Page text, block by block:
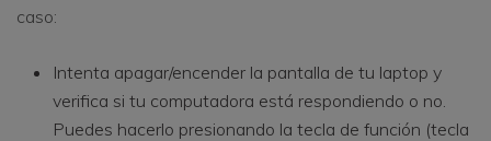
caso:
Intenta apagar/encender la pantalla de tu laptop y
verifica si tu computadora está respondiendo o no.
Puedes hacerlo presionando la tecla de función (tecla